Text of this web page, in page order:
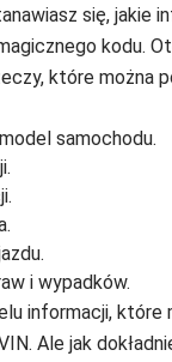
się, jakie
kodu.
które można
samochodu.
i wypadków.
informacji, które
Ale jak